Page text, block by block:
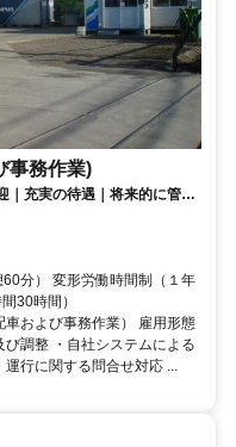
事務作業)
｜充実の待遇｜将来的に管理
分） 変形労働時間制（１年
30時間）
および事務作業） 雇用形態
調整 ・自社システムによる
行に関する問合せ対応 ...